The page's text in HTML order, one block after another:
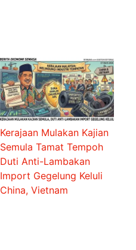
Kerajaan Mulakan Kajian
Semula Tamat Tempoh
Duti Anti-Lambakan
Import Gegelung Keluli
China, Vietnam